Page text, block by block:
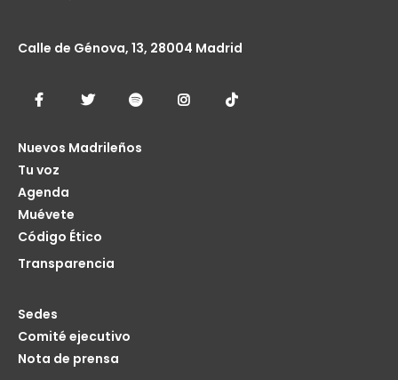
Calle de Génova, 13, 28004 Madrid
Nuevos Madrileños
Tu voz
Agenda
Muévete
Código Ético
Transparencia
Sedes
Comité ejecutivo
Nota de prensa